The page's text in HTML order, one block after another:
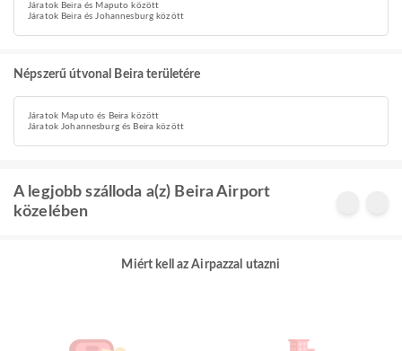
Járatok Beira és Maputo között
Járatok Beira és Johannesburg között
Népszerű útvonal Beira területére
Járatok Maputo és Beira között
Járatok Johannesburg és Beira között
A legjobb szálloda a(z) Beira Airport
közelében
Miért kell az Airpazzal utazni